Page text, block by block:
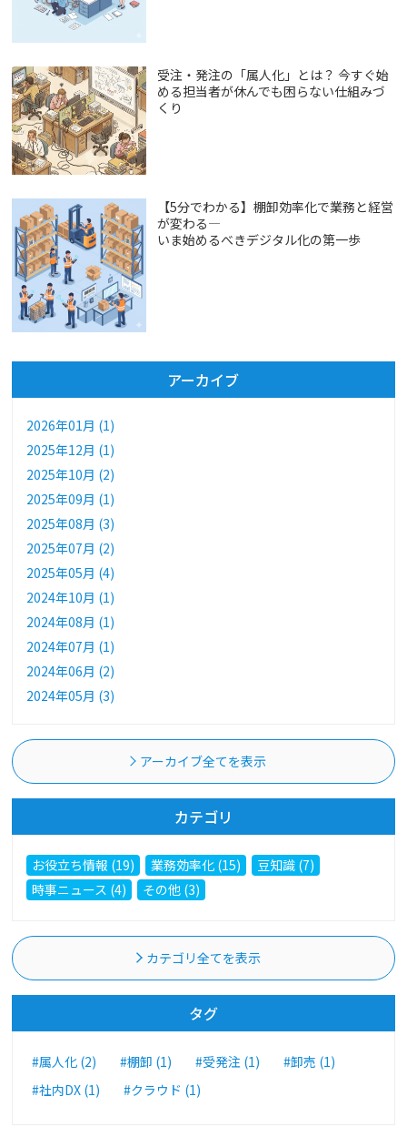
受注・発注の「属人化」とは？ 今すぐ始
める担当者が休んでも困らない仕組みづ
くり
【5分でわかる】棚卸効率化で業務と経営
が変わる―
いま始めるべきデジタル化の第一歩
アーカイブ
2026年01月 (1)
2025年12月 (1)
2025年10月 (2)
2025年09月 (1)
2025年08月 (3)
2025年07月 (2)
2025年05月 (4)
2024年10月 (1)
2024年08月 (1)
2024年07月 (1)
2024年06月 (2)
2024年05月 (3)
アーカイブ全てを表示
カテゴリ
お役立ち情報 (19) 業務効率化 (15)
豆知識 (7)
時事ニュース (4)
その他 (3)
カテゴリ全てを表示
タグ
#属人化 (2) #棚卸 (1) #受発注 (1)
#卸売 (1)
#社内DX (1)
#クラウド (1)